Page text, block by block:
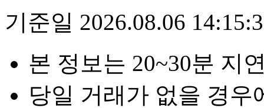
기준일 2026.08.06
본 정보는 20~30분 지
당일 거래가 없을 경